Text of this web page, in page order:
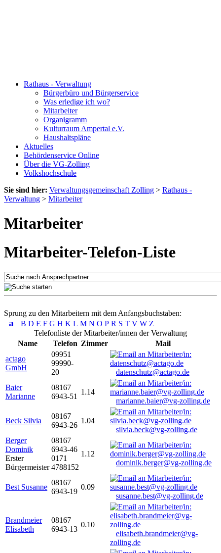
Rathaus - Verwaltung
Bürgerbüro und Bürgerservice
Was erledige ich wo?
Mitarbeiter
Organigramm
Kulturraum Ampertal e.V.
Haushaltspläne
Aktuelles
Behördenservice Online
Über die VG-Zolling
Volkshochschule
Sie sind hier: Verwaltungsgemeinschaft Zolling > Rathaus -
Verwaltung > Mitarbeiter
Mitarbeiter
Mitarbeiter-Telefon-Liste
Sprung zu den Mitarbeitern mit dem Anfangsbuchstaben:
a B D E F G H K L M N O P R S T V W Z
Telefonliste der Mitarbeiter/innen der Verwaltung
Name
Telefon Zimmer
Mail
actago
GmbH
09951
99990-
20
datenschutz@actago.de
Baier
Marianne
08167
6943-51
1.14
marianne.baier@vg-zolling.de
Beck Silvia
08167
6943-26
1.04
silvia.beck@vg-zolling.de
Berger
Dominik
Erster
Bürgermeister
08167
6943-46
0171
4788152
1.12
dominik.berger@vg-zolling.de
Best Susanne
08167
6943-19
0.09
susanne.best@vg-zolling.de
Brandmeier
Elisabeth
08167
6943-13
0.10
elisabeth.brandmeier@vg-
zolling.de